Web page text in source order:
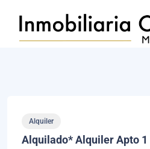
Alquiler
Alquilado* Alquiler Apto 1